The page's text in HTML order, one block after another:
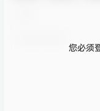
您必须